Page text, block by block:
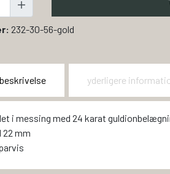
232-30-56-gold
yderligere
i messing med 24 karat
22 mm